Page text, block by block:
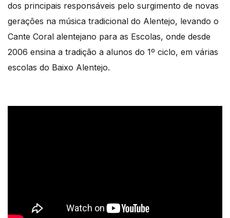
dos principais responsáveis pelo surgimento de novas
gerações na música tradicional do Alentejo, levando o
Cante Coral alentejano para as Escolas, onde desde
2006 ensina a tradição a alunos do 1º ciclo, em várias
escolas do Baixo Alentejo.